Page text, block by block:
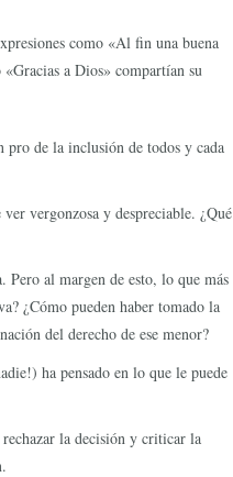
como «Al fin una buena
a Dios» compartían su
pro de la inclusión de todos y cada
vergonzosa y despreciable. ¿Qué
al margen de esto, lo que más
¿Cómo pueden haber tomado la
del derecho de ese menor?
ha pensado en lo que le puede
rechazar la decisión y criticar la